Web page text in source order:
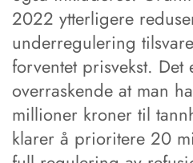
2022 ytterligere
underregulering
forventet prisvekst. Det
overraskende at man
millioner kroner til
klarer å prioritere 20